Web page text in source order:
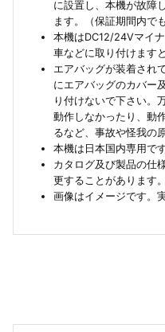
に設置し、本機が故障
ます。（保証期間内で
本機はDC12/24Vマイ
車などに取り付けます
エアバッグが装着され
にエアバッグのカバー
り付けないで下さい。
動作しなかったり、動
るなど、事故や怪我の
本機は日本国内専用で
カタログ及び製品の仕
更することがあります。
画像はイメージです。